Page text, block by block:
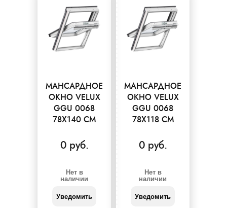
МАНСАРДНОЕ
ОКНО VELUX
GGU 0068
78X140 СМ
0 руб.
Нет в
наличии
Уведомить
МАНСАРДНОЕ
ОКНО VELUX
GGU 0068
78X118 СМ
0 руб.
Нет в
наличии
Уведомить